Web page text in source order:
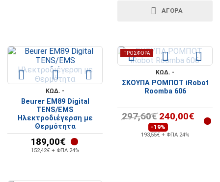
ΑΓΟΡΆ
ΚΩΔ. -
Beurer EM89 Digital
TENS/EMS
Ηλεκτροδιέγερση με
Θερμότητα
189,00€
152,42€ + ΦΠΑ 24%
ΠΡΟΣΦΟΡΆ
ΚΩΔ. -
ΣΚΟΥΠΑ ΡΟΜΠΟΤ iRobot
Roomba 606
297,60€ 240,00€
-19%
193,55€ + ΦΠΑ 24%